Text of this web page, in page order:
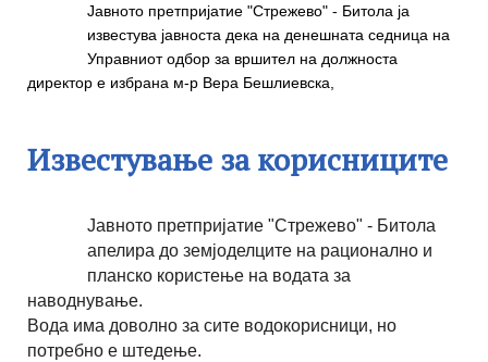
Јавното претпријатие "Стрежево" - Битола ја
известува јавноста дека на денешната седница на
Управниот одбор за вршител на должноста
директор е избрана м-р Вера Бешлиевска,
Известување за корисниците
Јавното претпријатие "Стрежево" - Битола
апелира до земјоделците на рационално и
планско користење на водата за
наводнување.
Вода има доволно за сите водокорисници, но
потребно е штедење.